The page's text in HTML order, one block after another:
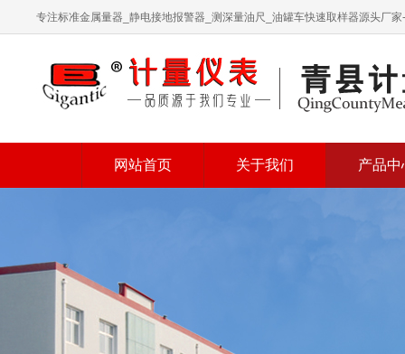
专注标准金属量器_静电接地报警器_测深量油尺_油罐车快速取样器源头厂
网站首页 关于我们 产品中